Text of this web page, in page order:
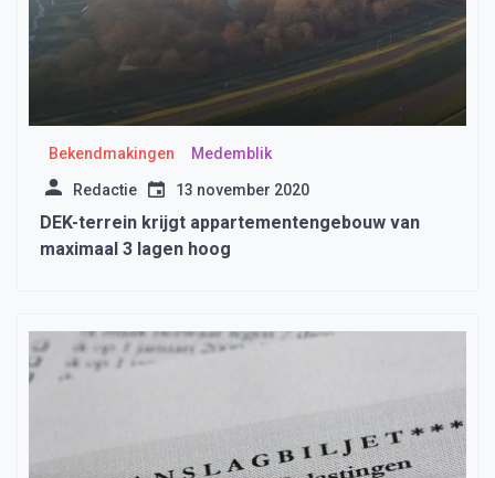
Bekendmakingen Medemblik
Redactie 13 november 2020
DEK-terrein krijgt appartementengebouw van
maximaal 3 lagen hoog